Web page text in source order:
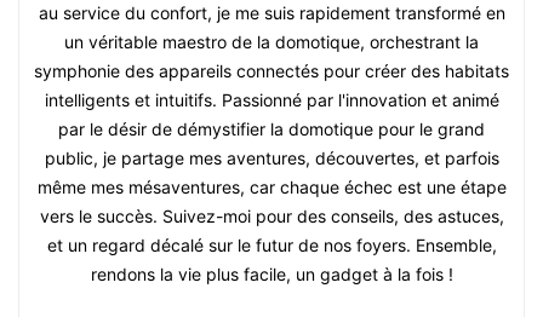
au service du confort, je me suis rapidement transformé en
un véritable maestro de la domotique, orchestrant la
symphonie des appareils connectés pour créer des habitats
intelligents et intuitifs. Passionné par l'innovation et animé
par le désir de démystifier la domotique pour le grand
public, je partage mes aventures, découvertes, et parfois
même mes mésaventures, car chaque échec est une étape
vers le succès. Suivez-moi pour des conseils, des astuces,
et un regard décalé sur le futur de nos foyers. Ensemble,
rendons la vie plus facile, un gadget à la fois !